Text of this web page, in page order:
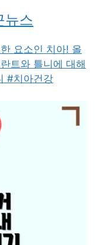
뉴스
요소인 치아! 올
트와 틀니에 대해
#치아건강